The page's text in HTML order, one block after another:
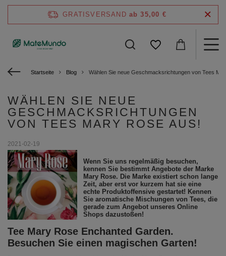
GRATISVERSAND ab 35,00 €
Startseite Blog Wählen Sie neue Geschmacksrichtungen von Tees
WÄHLEN SIE NEUE
GESCHMACKSRICHTUNGEN
VON TEES MARY ROSE AUS!
2021-02-19
Wenn Sie uns regelmäßig besuchen,
kennen Sie bestimmt Angebote der Marke
Mary Rose. Die Marke existiert schon lange
Zeit, aber erst vor kurzem hat sie eine
echte Produktoffensive gestartet! Kennen
Sie aromatische Mischungen von Tees, die
gerade zum Angebot unseres Online
Shops dazustoßen!
Tee Mary Rose Enchanted Garden.
Besuchen Sie einen magischen Garten!